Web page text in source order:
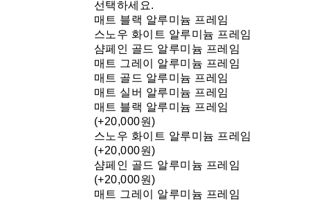
선택하세요.
매트 블랙 알루미늄 프레임
스노우 화이트 알루미늄 프레임
샴페인 골드 알루미늄 프레임
매트 그레이 알루미늄 프레임
매트 골드 알루미늄 프레임
매트 실버 알루미늄 프레임
매트 블랙 알루미늄 프레임
(+20,000원)
스노우 화이트 알루미늄 프레임
(+20,000원)
샴페인 골드 알루미늄 프레임
(+20,000원)
매트 그레이 알루미늄 프레임